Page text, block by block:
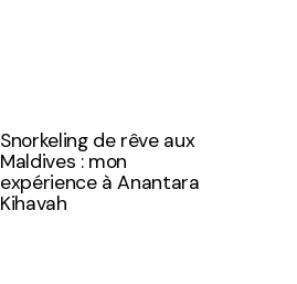
Snorkeling de rêve aux
Maldives : mon
expérience à Anantara
Kihavah